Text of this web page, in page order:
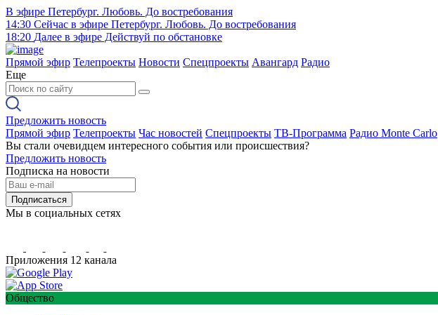
В эфире Петербург. Любовь. До востребования
14:30 Сейчас в эфире Петербург. Любовь. До востребования
18:20 Далее в эфире Действуй по обстановке
Прямой эфир Телепроекты Новости Спецпроекты Авангард Радио
Еще
Предложить новость
Прямой эфир Телепроекты Час новостей Спецпроекты ТВ-Программа Радио Monte Carlo
Вы стали очевидцем интересного события или происшествия?
Предложить новость
Подписка на новости
Подписаться
Мы в социальных сетях
Приложения 12 канала
Общество